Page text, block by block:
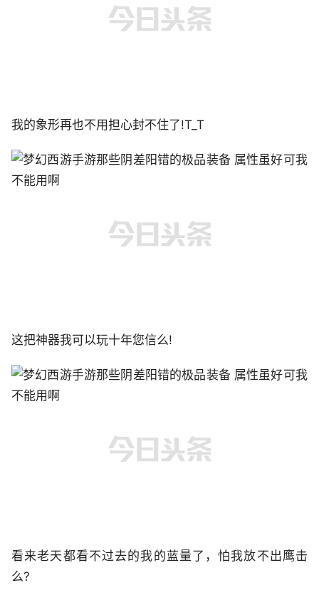
我的象形再也不用担心封不住了!T_T
这把神器我可以玩十年您信么!
看来老天都看不过去的我的蓝量了，怕我放不出鹰击
么?